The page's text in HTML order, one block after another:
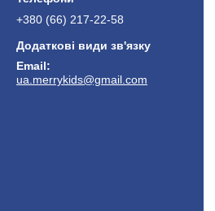
+380 (66) 217-22-58
ua.merrykids@gmail.com